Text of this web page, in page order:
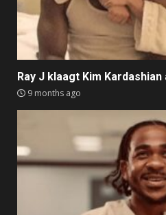
Ray J klaagt Kim
9 months ago